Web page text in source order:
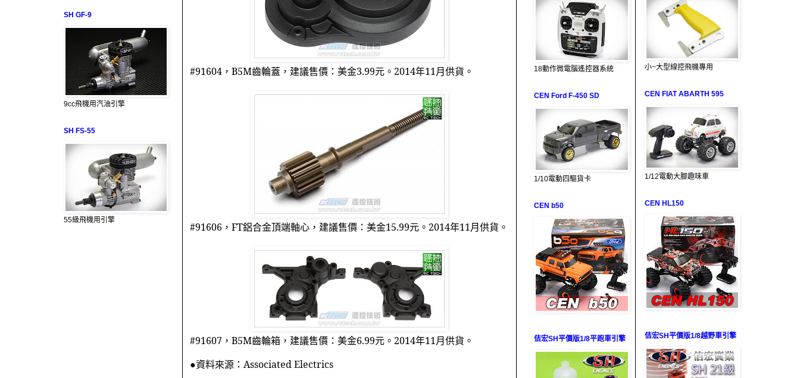
#91604 ， B5M齒輪蓋，建議售價：美金3.99元。 2014年11月供貨。
#91606 ， FT鋁合金頂端軸心，建議售價：美金15.99元。 2014年11月供貨。
#91607 ， B5M齒輪箱，建議售價：美金6.99元。 2014年11月供貨。
●資料來源： Associated Electrics
SH GF-9
9cc飛機用汽油引擎
SH FS-55
55級飛機用引擎
18動作微電腦遙控器系統
CEN Ford F-450 SD
1/10電動四驅貨卡
CEN b50
佶宏SH平價版1/8平跑車引擎
小~大型線控飛機專用
CEN FIAT ABARTH 595
1/12電動大腳趣味車
CEN HL150
佶宏SH平價版1/8越野車引擎